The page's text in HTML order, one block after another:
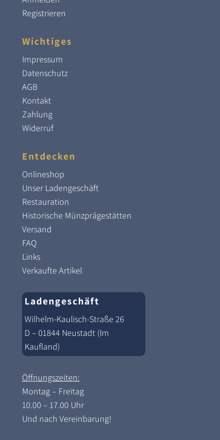
Registrieren
Wichtiges
Impressum
Datenschutz
AGB
Kontakt
Zahlung
Widerruf
Entdecken
Onlineshop
Unser Ladengeschäft
Restauration
Historische Münzprägestätten
Versand
FAQ
Links
Verkaufte Artikel
Ladengeschäft
Wilhelm-Kaulisch-Straße 26
D – 01844 Neustadt (Im
Kaufland)
Öffnungszeiten:
Montag – Freitag
10.00 – 17.00 Uhr
Und nach Vereinbarung!